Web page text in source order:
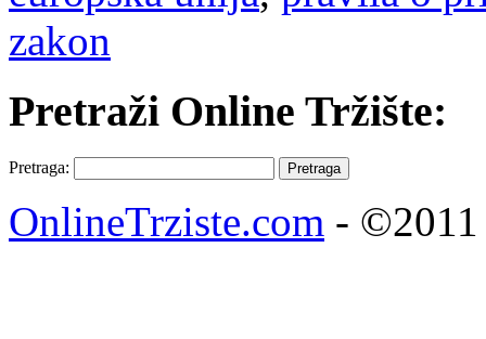
zakon
Pretraži Online Tržište:
Pretraga:
OnlineTrziste.com - ©2011